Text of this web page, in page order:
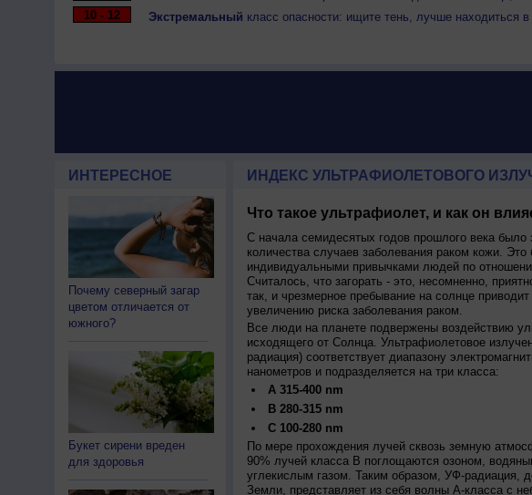
10 - 12
Экстремальный класс опасности: ищите тень, лучше находиться
ИНТЕРЕСНОЕ
Почему северный загар
цветом отличается от
южного?
Букет сирени вреден
для здоровья
ИНДЕКС УЛЬТРАФИОЛЕТОВОГО
Что такое ультрафиолет, и как он
С начала семидесятых годов прошлого века было
количества случаев заболевания раком кожи. Это
индивидуальными привычками людей по
Считалось, что загорать - это, несомненно,
так, и чрезмерное пребывание на солнце
увеличению риска заболевания раком.
Все люди на планете подвержены воздействию
исходящего от Солнца. Ультрафиолетовое
радиация) соответствует диапазону
нанометров и подразделяется на три класса:
A 315-400 nm
B 280-315 nm
C 100-280 nm
По мере прохождения лучей сквозь земную
90% лучей класса B поглощаются озоном,
углекислым газом. Таким образом, УФ-радиация,
Земли, представляет из себя волны А-класса с